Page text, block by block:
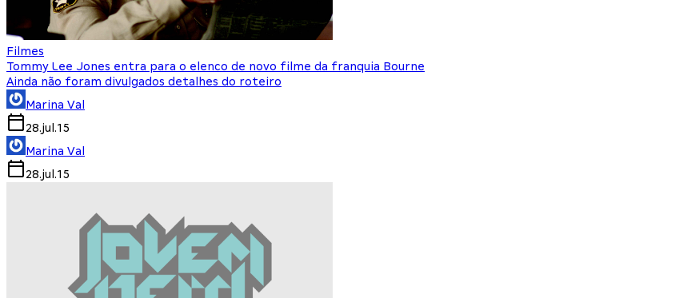
Filmes
Tommy Lee Jones entra para o elenco de novo filme da franquia Bourne
Ainda não foram divulgados detalhes do roteiro
Marina Val
28.jul.15
Marina Val
28.jul.15